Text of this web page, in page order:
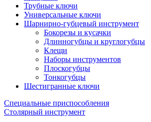
Трубные ключи
Универсальные ключи
Шарнирно-губцевый инструмент
Бокорезы и кусачки
Длинногубцы и круглогубцы
Клещи
Наборы инструментов
Плоскогубцы
Тонкогубцы
Шестигранные ключи
Специальные приспособления
Столярный инструмент